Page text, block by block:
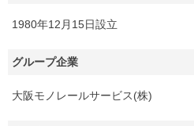
1980年12月15日設立
グループ企業
大阪モノレールサービス(株)